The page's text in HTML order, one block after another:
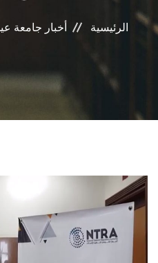
الرئيسية أخبار جامعة